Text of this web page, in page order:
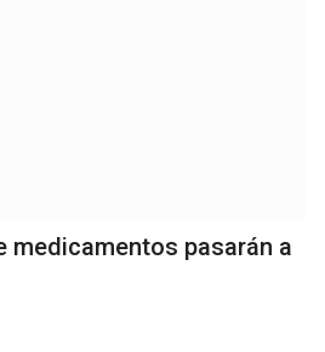
medicamentos pasarán a